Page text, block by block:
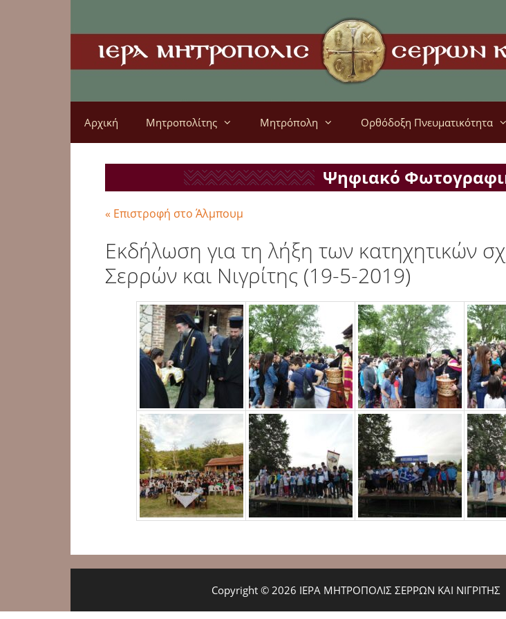
Αρχική Μητροπολίτης Μητρόπολη Ορθόδοξη Πνευματικότητα
Ψηφιακό
« Επιστροφή στο Άλμπουμ
Εκδήλωση για τη λήξη των κατηχητικών
Σερρών και Νιγρίτης (19-5-2019)
Copyright © 2026 ΙΕΡΑ ΜΗΤΡΟΠΟΛΙΣ ΣΕΡΡΩΝ ΚΑΙ ΝΙΓΡΙΤΗΣ